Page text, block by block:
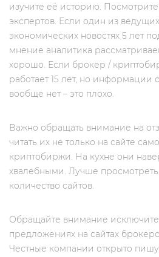
изучите её историю.
экспертов. Если один из
экономических новостях 5 лет
мнение аналитика
хорошо. Если брокер /
работает 15 лет, но информации
вообще нет – это плохо.
Важно обращать внимание на
читать их не только на сайте
криптобиржи. На кухне они
хвалебными. Лучше
количество сайтов.
Обращайте внимание
предложениях на сайтах
Честные компании открыто